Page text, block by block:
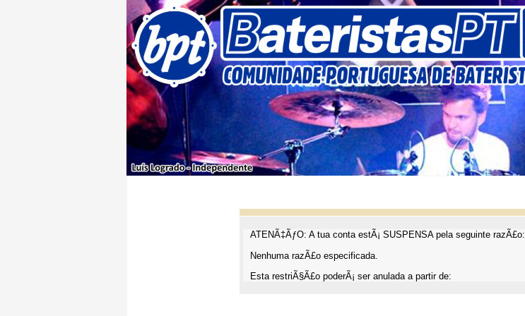
ATENÃ‡ÃƒO: A tua conta estÃ¡ SUSPENSA pela seguinte razÃ£o:
Nenhuma razÃ£o especificada.
Esta restriÃ§Ã£o poderÃ¡ ser anulada a partir de: